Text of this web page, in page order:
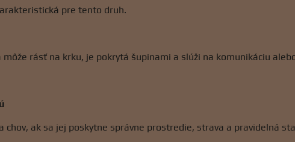
pre tento druh.
rásť na krku, je pokrytá šupinami a slúži na komunikáciu
chov, ak sa jej poskytne správne prostredie, strava a pravidelná